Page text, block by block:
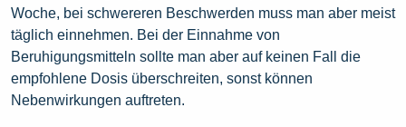
Woche, bei schwereren Beschwerden muss man aber meist
täglich einnehmen. Bei der Einnahme von
Beruhigungsmitteln sollte man aber auf keinen Fall die
empfohlene Dosis überschreiten, sonst können
Nebenwirkungen auftreten.